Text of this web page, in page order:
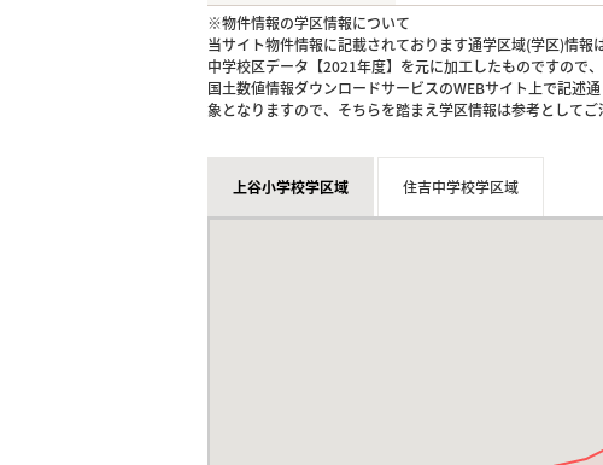
※物件情報の学区情報について
当サイト物件情報に記載されております通学区域(学区)情
中学校区データ【2021年度】を元に加工したものですので
国土数値情報ダウンロードサービスのWEBサイト上で記述
象となりますので、そちらを踏まえ学区情報は参考としてご
上谷小学校学区域 住吉中学校学区域